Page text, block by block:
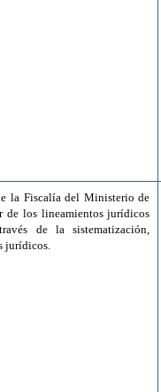
la Fiscalía del Ministerio de
de los lineamientos jurídicos
de la sistematización,
jurídicos.